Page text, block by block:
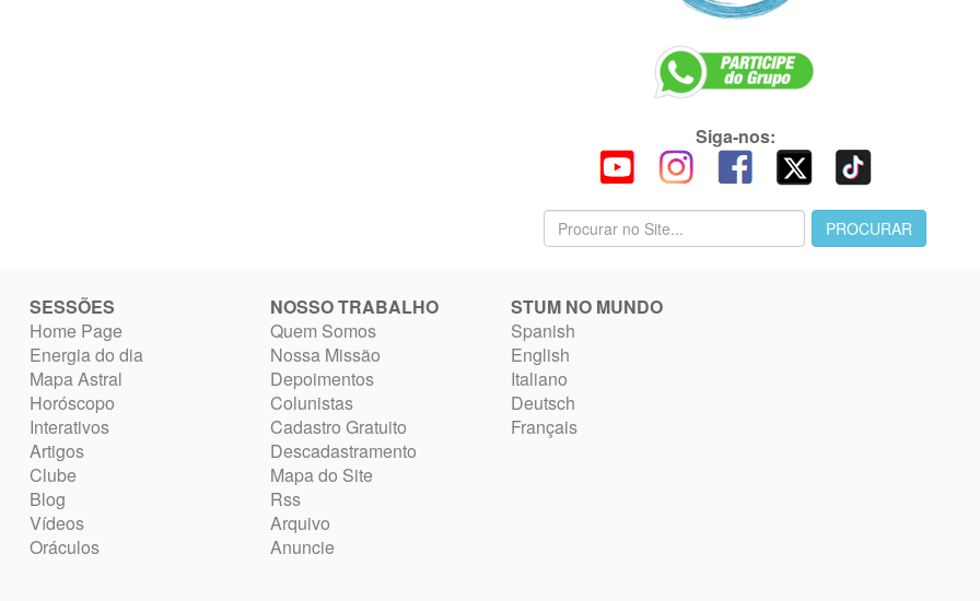
Siga-nos:
SESSÕES
Home Page
Energia do dia
Mapa Astral
Horóscopo
Interativos
Artigos
Clube
Blog
Vídeos
Oráculos
NOSSO TRABALHO
Quem Somos
Nossa Missão
Depoimentos
Colunistas
Cadastro Gratuito
Descadastramento
Mapa do Site
Rss
Arquivo
Anuncie
STUM NO MUNDO
Spanish
English
Italiano
Deutsch
Français